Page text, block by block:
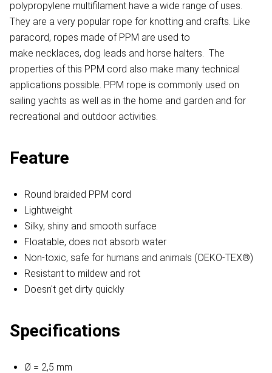
polypropylene multifilament have a wide range of uses.
They are a very popular rope for knotting and crafts. Like
paracord, ropes made of PPM are used to
make necklaces, dog leads and horse halters. The
properties of this PPM cord also make many technical
applications possible. PPM rope is commonly used on
sailing yachts as well as in the home and garden and for
recreational and outdoor activities.
Feature
Round braided PPM cord
Lightweight
Silky, shiny and smooth surface
Floatable, does not absorb water
Non-toxic, safe for humans and animals (OEKO-TEX®)
Resistant to mildew and rot
Doesn't get dirty quickly
Specifications
Ø = 2,5 mm